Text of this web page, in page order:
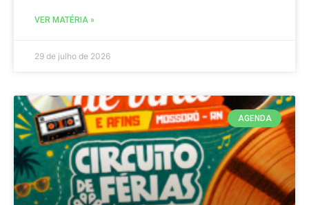
VER MATÉRIA »
29 de julho de 2026
AGENDA